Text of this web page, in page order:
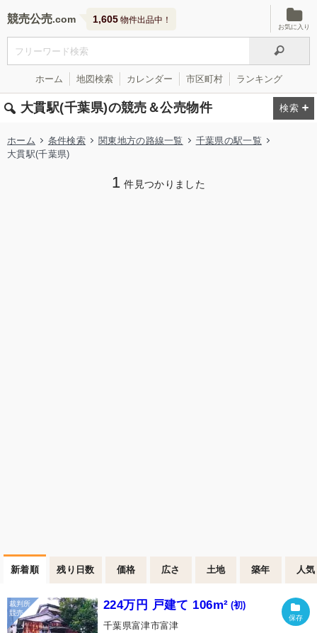
競売公売 1,605 物件出品中！
お気に入り
ホーム 地図検索 カレンダー 市区町村 ランキング
大貫駅(千葉県)の競売＆公売物件
ホーム 条件検索 関東地方の路線一覧
千葉県の駅一覧
大貫駅(千葉県)
1 件見つかりました
新着順 残り日数 価格 広さ 土地 築年 人気
224万円 戸建て 106m² (初)
千葉県富津市富津